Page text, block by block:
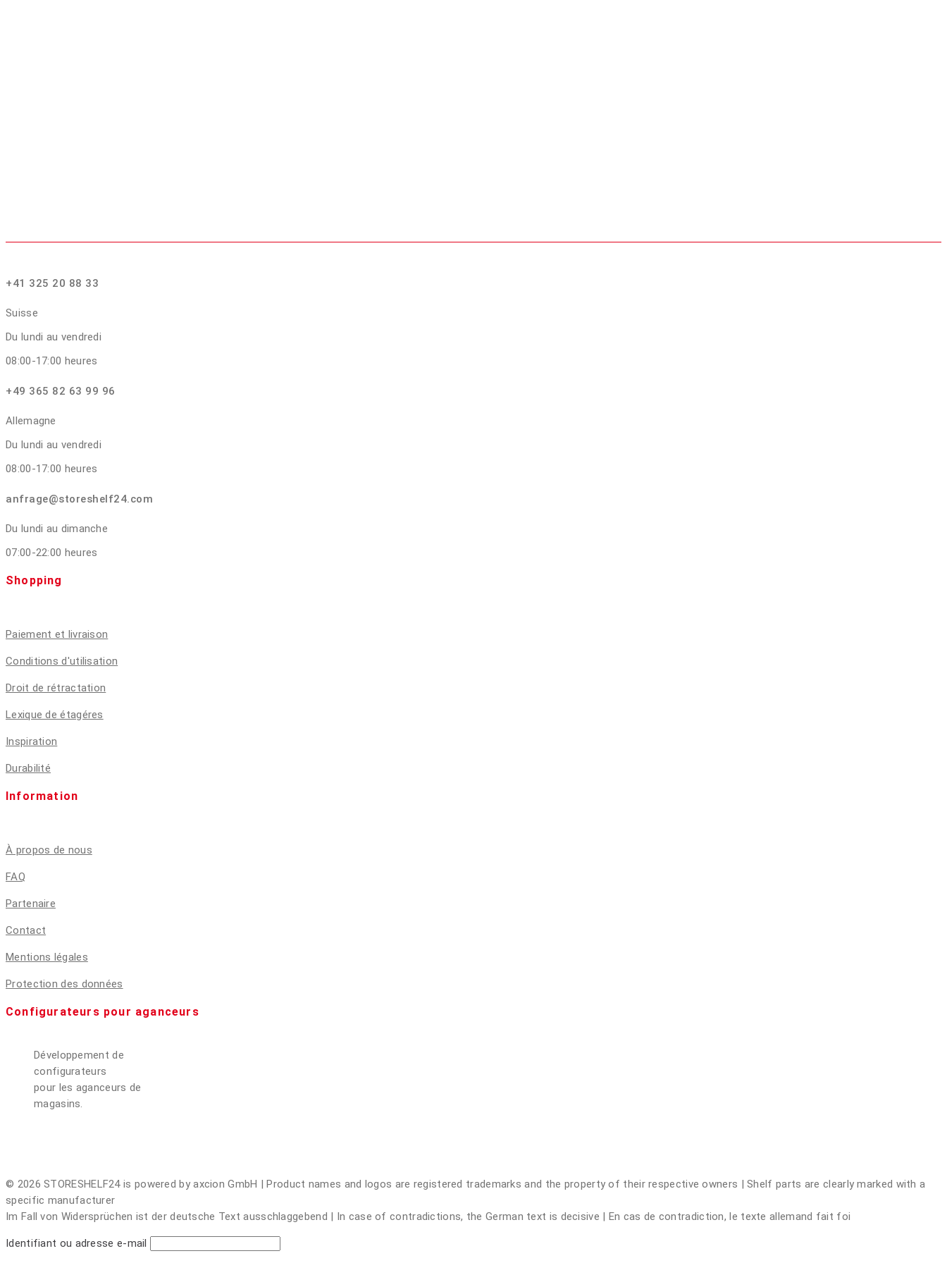
+41 325 20 88 33
Suisse
Du lundi au vendredi
08:00-17:00 heures
+49 365 82 63 99 96
Allemagne
Du lundi au vendredi
08:00-17:00 heures
anfrage@storeshelf24.com
Du lundi au dimanche
07:00-22:00 heures
Shopping
Paiement et livraison
Conditions d'utilisation
Droit de rétractation
Lexique de étagéres
Inspiration
Durabilité
Information
À propos de nous
FAQ
Partenaire
Contact
Mentions légales
Protection des données
Configurateurs pour aganceurs
Développement de
configurateurs
pour les aganceurs de
magasins.
© 2026 STORESHELF24 is powered by axcion GmbH | Product names and logos are registered trademarks and the property of their respective owners | Shelf parts are clearly marked with a
specific manufacturer
Im Fall von Widersprüchen ist der deutsche Text ausschlaggebend | In case of contradictions, the German text is decisive | En cas de contradiction, le texte allemand fait foi
Identifiant ou adresse e-mail